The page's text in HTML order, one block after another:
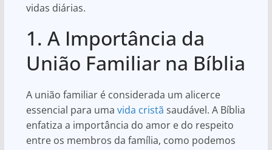
vidas diárias.
1. A Importância da
União Familiar na Bíblia
A união familiar é considerada um alicerce
essencial para uma vida cristã saudável. A Bíblia
enfatiza a importância do amor e do respeito
entre os membros da família, como podemos